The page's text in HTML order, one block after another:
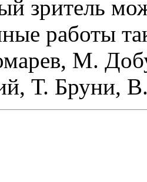
зритель
работы
М.
Т. Бруни,